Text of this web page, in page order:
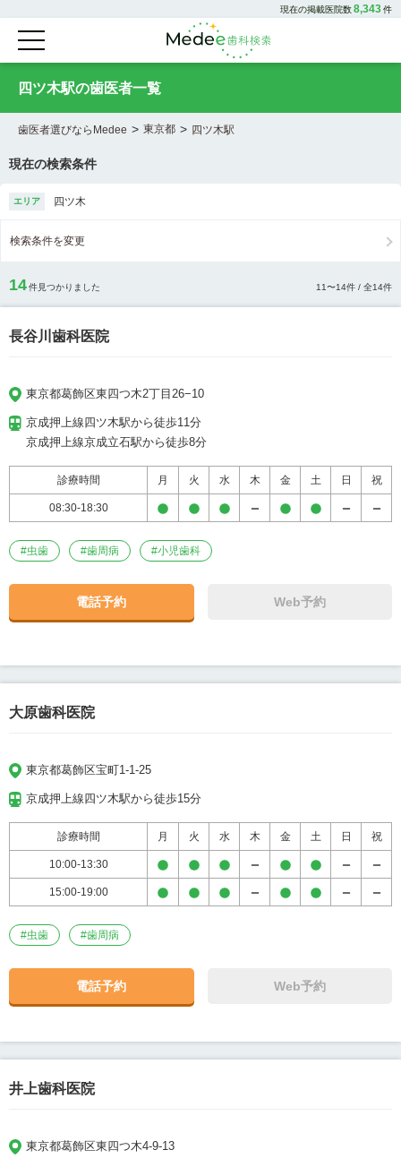
現在の掲載医院数8,343件
四ツ木駅の歯医者一覧
歯医者選びならMedee > 東京都 > 四ツ木駅
現在の検索条件
エリア 四ツ木
検索条件を変更
14件見つかりました 11〜14件 / 全14件
長谷川歯科医院
東京都葛飾区東四つ木2丁目26−10
京成押上線四ツ木駅から徒歩11分
京成押上線京成立石駅から徒歩8分
診療時間 月 火 水 木 金 土 日 祝
08:30-18:30
#虫歯 #歯周病 #小児歯科
電話予約 Web予約
大原歯科医院
東京都葛飾区宝町1-1-25
京成押上線四ツ木駅から徒歩15分
診療時間 月 火 水 木 金 土 日 祝
10:00-13:30
15:00-19:00
#虫歯 #歯周病
電話予約 Web予約
井上歯科医院
東京都葛飾区東四つ木4-9-13